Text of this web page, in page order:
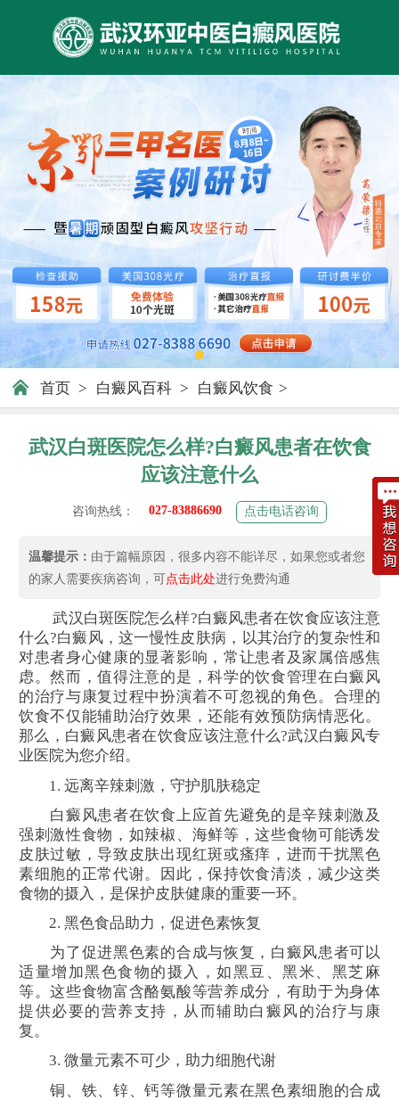
首页 > 白癜风百科 > 白癜风饮食 >
武汉白斑医院怎么样?白癜风患者在饮食
应该注意什么
咨询热线： 027-83886690 点击电话咨询
温馨提示： 由于篇幅原因，很多内容不能详尽，如果您或者您
的家人需要疾病咨询，可点击此处进行免费沟通
武汉白斑医院怎么样?白癜风患者在饮食应该注意
什么?白癜风，这一慢性皮肤病，以其治疗的复杂性和
对患者身心健康的显著影响，常让患者及家属倍感焦
虑。然而，值得注意的是，科学的饮食管理在白癜风
的治疗与康复过程中扮演着不可忽视的角色。合理的
饮食不仅能辅助治疗效果，还能有效预防病情恶化。
那么，白癜风患者在饮食应该注意什么?武汉白癜风专
业医院为您介绍。
1. 远离辛辣刺激，守护肌肤稳定
白癜风患者在饮食上应首先避免的是辛辣刺激及
强刺激性食物，如辣椒、海鲜等，这些食物可能诱发
皮肤过敏，导致皮肤出现红斑或瘙痒，进而干扰黑色
素细胞的正常代谢。因此，保持饮食清淡，减少这类
食物的摄入，是保护皮肤健康的重要一环。
2. 黑色食品助力，促进色素恢复
为了促进黑色素的合成与恢复，白癜风患者可以
适量增加黑色食物的摄入，如黑豆、黑米、黑芝麻
等。这些食物富含酪氨酸等营养成分，有助于为身体
提供必要的营养支持，从而辅助白癜风的治疗与康
复。
3. 微量元素不可少，助力细胞代谢
铜、铁、锌、钙等微量元素在黑色素细胞的合成